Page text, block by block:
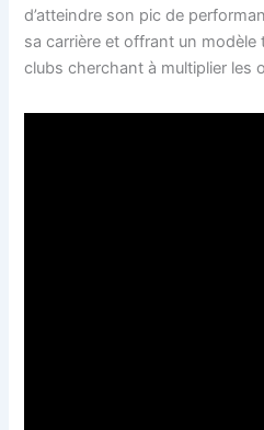
d’atteindre son pic de
sa carrière et offrant un modèle
clubs cherchant à multiplier les